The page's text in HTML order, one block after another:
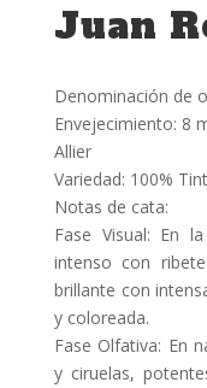
Juan
Denominación de
Envejecimiento: 8
Allier
Variedad: 100%
Notas de cata:
Fase Visual: En
intenso con
brillante con
y coloreada.
Fase Olfativa: En
y ciruelas,